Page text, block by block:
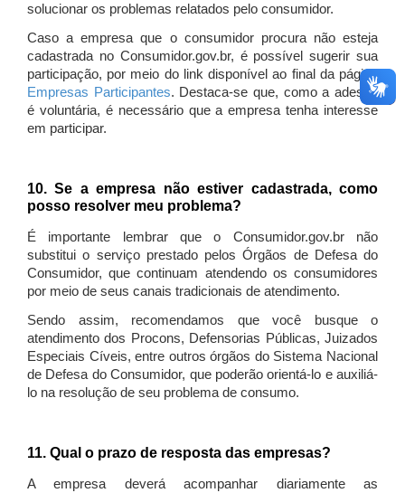
solucionar os problemas relatados pelo consumidor.
Caso a empresa que o consumidor procura não esteja
cadastrada no Consumidor.gov.br, é possível sugerir sua
participação, por meio do link disponível ao final da página
Empresas Participantes. Destaca-se que, como a adesão
é voluntária, é necessário que a empresa tenha interesse
em participar.
10. Se a empresa não estiver cadastrada, como
posso resolver meu problema?
É importante lembrar que o Consumidor.gov.br não
substitui o serviço prestado pelos Órgãos de Defesa do
Consumidor, que continuam atendendo os consumidores
por meio de seus canais tradicionais de atendimento.
Sendo assim, recomendamos que você busque o
atendimento dos Procons, Defensorias Públicas, Juizados
Especiais Cíveis, entre outros órgãos do Sistema Nacional
de Defesa do Consumidor, que poderão orientá-lo e auxiliá-
lo na resolução de seu problema de consumo.
11. Qual o prazo de resposta das empresas?
A empresa deverá acompanhar diariamente as